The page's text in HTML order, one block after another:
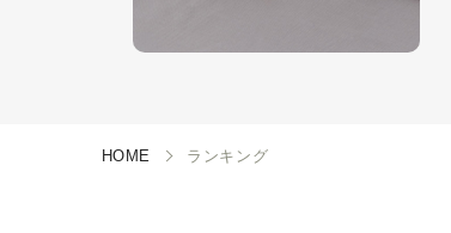
HOME ランキング